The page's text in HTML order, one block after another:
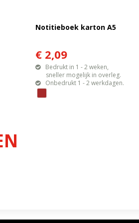
Notitieboek karton A5
€ 2,09
Bedrukt in 1 - 2 weken,
sneller mogelijk in overleg.
Onbedrukt 1 - 2 werkdagen.